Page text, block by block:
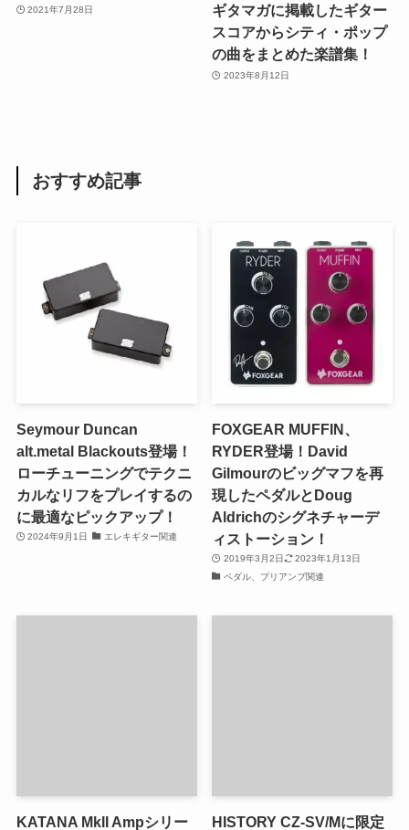
2021年7月28日
ギタマガに掲載したギター
スコアからシティ・ポップ
の曲をまとめた楽譜集！
2023年8月12日
おすすめ記事
Seymour Duncan
alt.metal Blackouts登場！
ローチューニングでテクニ
カルなリフをプレイするの
に最適なピックアップ！
2024年9月1日 エレキギター関連
FOXGEAR MUFFIN、
RYDER登場！David
Gilmourのビッグマフを再
現したペダルとDoug
Aldrichのシグネチャーデ
ィストーション！
2019年3月2日
2023年1月13日
ペダル、プリアンプ関連
KATANA MkII Ampシリー
HISTORY CZ-SV/Mに限定